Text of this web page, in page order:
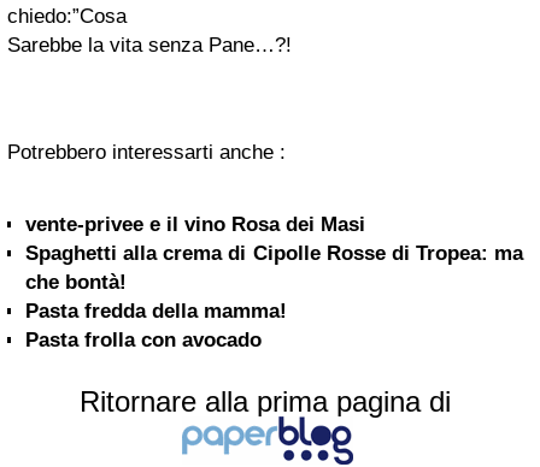
chiedo:”Cosa
Sarebbe la vita senza Pane…?!
Potrebbero interessarti anche :
vente-privee e il vino Rosa dei Masi
Spaghetti alla crema di Cipolle Rosse di Tropea: ma
che bontà!
Pasta fredda della mamma!
Pasta frolla con avocado
Ritornare alla prima pagina di